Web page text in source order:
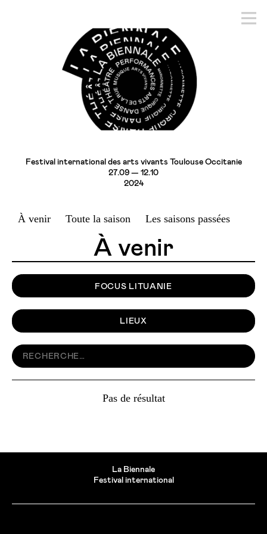
Festival international des arts vivants Toulouse Occitanie
27.09 — 12.10
2024
À venir Toute la saison Les saisons passées
À venir
FOCUS LITUANIE
LIEUX
Pas de résultat
La Biennale
Festival international